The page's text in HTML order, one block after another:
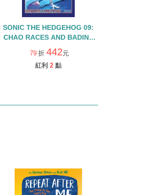
SONIC THE HEDGEHOG 09:
CHAO RACES AND BADINK
BASES
79 折 442元
紅利 2 點